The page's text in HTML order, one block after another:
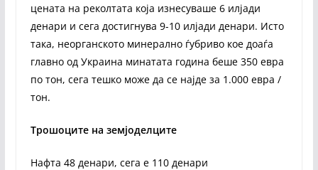
цената на реколтата која изнесуваше 6 илјади
денари и сега достигнува 9-10 илјади денари. Исто
така, неорганското минерално ѓубриво кое доаѓа
главно од Украина минатата година беше 350 евра
по тон, сега тешко може да се најде за 1.000 евра /
тон.
Трошоците на земјоделците
Нафта 48 денари, сега е 110 денари